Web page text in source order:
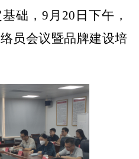
础， 9 月 20 日下午，
员会议暨品牌建设培